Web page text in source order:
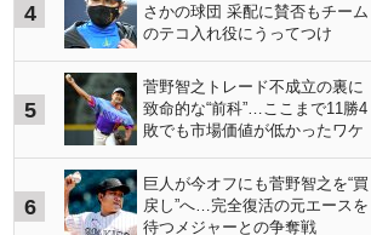
4
さかの球団 采配に賛否もチーム
のテコ入れ役にうってつけ
5
菅野智之トレード不成立の裏に
致命的な“前科”…ここまで11勝4
敗でも市場価値が低かったワケ
6
巨人が今オフにも菅野智之を“買
戻し”へ…完全復活の元エースを
待つメジャーとの争奪戦